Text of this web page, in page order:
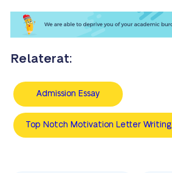
Relaterat:
Admission Essay
Top Notch Motivation Letter Writing